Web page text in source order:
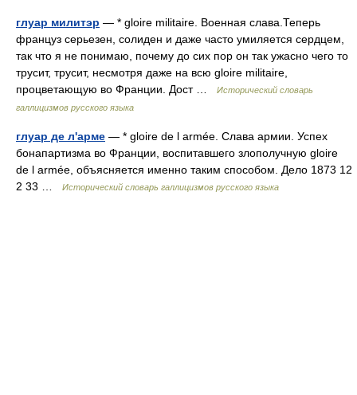
глуар милитэр — * gloire militaire. Военная слава.Теперь
француз серьезен, солиден и даже часто умиляется сердцем,
так что я не понимаю, почему до сих пор он так ужасно чего то
трусит, трусит, несмотря даже на всю gloire militaire,
процветающую во Франции. Дост …
Исторический словарь
галлицизмов русского языка
глуар де л'арме — * gloire de l armée. Слава армии. Успех
бонапартизма во Франции, воспитавшего злополучную gloire
de l armée, объясняется именно таким способом. Дело 1873 12
2 33 …
Исторический словарь галлицизмов русского языка